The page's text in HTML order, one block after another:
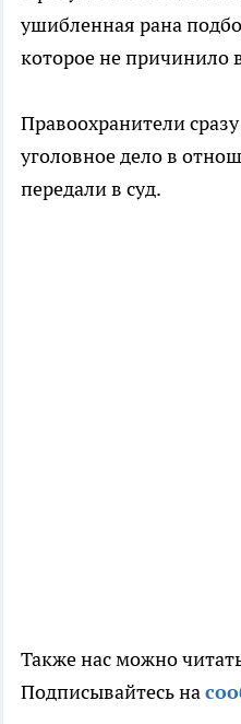
ушибленная рана
которое не причинило
Правоохранители
уголовное дело в
передали в суд.
Также нас можно
Подписывайтесь на